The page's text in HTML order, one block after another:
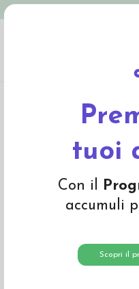
tuoi
Con il
accumuli
Scopri il